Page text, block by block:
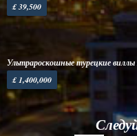
£ 39,500
Ультрароскошные турецкие
£ 1,400,000